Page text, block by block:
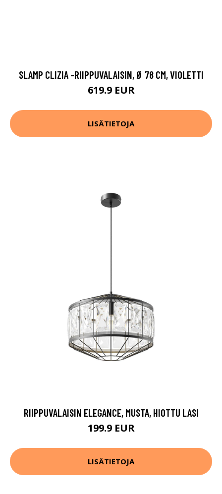
SLAMP CLIZIA -RIIPPUVALAISIN, Ø 78 CM, VIOLETTI
619.9 EUR
LISÄTIETOJA
RIIPPUVALAISIN ELEGANCE, MUSTA, HIOTTU LASI
199.9 EUR
LISÄTIETOJA